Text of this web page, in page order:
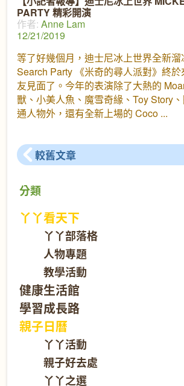
PARTY 精彩開演
作者: Anne Lam
12/21/2019
等了好幾個月，迪士尼冰上世界全新溜
Search Party 《米奇的尋人派對》終
友見面了。今年的表演除了大熱的
獸、小美人魚、魔雪奇緣、Toy Story
通人物外，還有全新上場的 Coco
較舊文章
分類
丫丫看天下
丫丫部落格
人物專題
教學活動
健康生活館
學習成長路
親子日曆
丫丫活動
親子好去處
丫丫之選